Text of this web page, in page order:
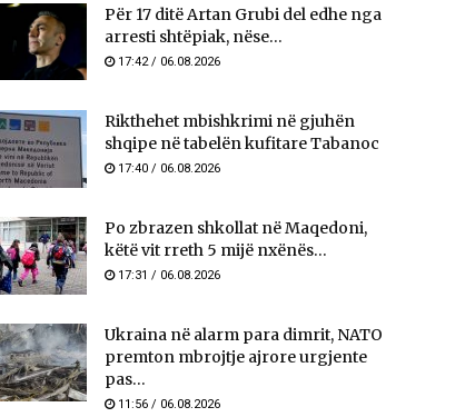
Për 17 ditë Artan Grubi del edhe nga
arresti shtëpiak, nëse...
17:42 / 06.08.2026
Rikthehet mbishkrimi në gjuhën
shqipe në tabelën kufitare Tabanoc
17:40 / 06.08.2026
Po zbrazen shkollat në Maqedoni,
këtë vit rreth 5 mijë nxënës...
17:31 / 06.08.2026
Ukraina në alarm para dimrit, NATO
premton mbrojtje ajrore urgjente
pas...
11:56 / 06.08.2026